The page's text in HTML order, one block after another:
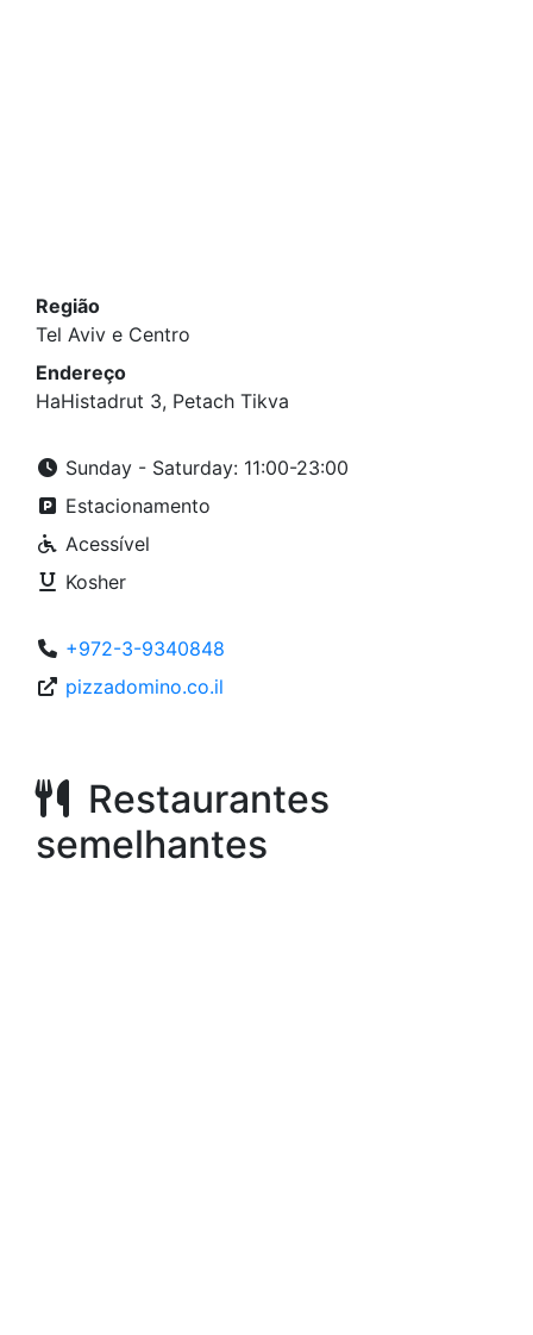
Região
Tel Aviv e Centro
Endereço
HaHistadrut 3, Petach Tikva
Sunday - Saturday: 11:00-23:00
Estacionamento
Acessível
Kosher
+972-3-9340848
pizzadomino.co.il
Restaurantes
semelhantes